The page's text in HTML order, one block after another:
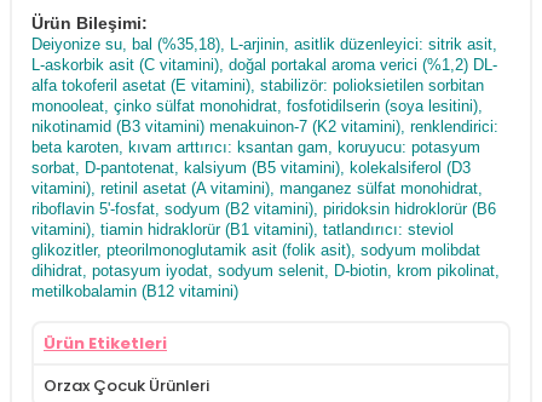
Ürün Bileşimi:
Deiyonize su, bal (%35,18), L-arjinin, asitlik düzenleyici: sitrik asit,
L-askorbik asit (C vitamini), doğal portakal aroma verici (%1,2) DL-
alfa tokoferil asetat (E vitamini), stabilizör: polioksietilen sorbitan
monooleat, çinko sülfat monohidrat, fosfotidilserin (soya lesitini),
nikotinamid (B3 vitamini) menakuinon-7 (K2 vitamini), renklendirici:
beta karoten, kıvam arttırıcı: ksantan gam, koruyucu: potasyum
sorbat, D-pantotenat, kalsiyum (B5 vitamini), kolekalsiferol (D3
vitamini), retinil asetat (A vitamini), manganez sülfat monohidrat,
riboflavin 5'-fosfat, sodyum (B2 vitamini), piridoksin hidroklorür (B6
vitamini), tiamin hidraklorür (B1 vitamini), tatlandırıcı: steviol
glikozitler, pteorilmonoglutamik asit (folik asit), sodyum molibdat
dihidrat, potasyum iyodat, sodyum selenit, D-biotin, krom pikolinat,
metilkobalamin (B12 vitamini)
Ürün Etiketleri
Orzax Çocuk Ürünleri